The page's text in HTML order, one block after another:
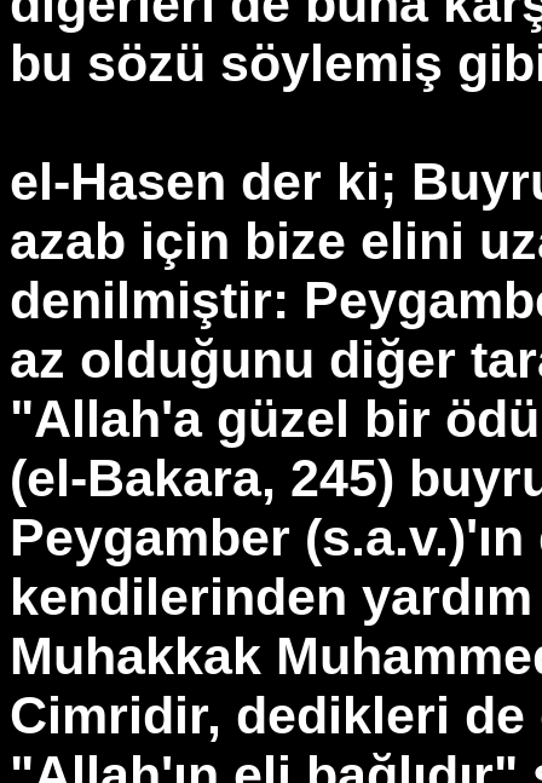
bu sözü söylemiş
el-Hasen der ki;
azab için bize elini
denilmiştir:
az olduğunu diğer
"Allah'a güzel bir
(el-Bakara, 245)
Peygamber
kendilerinden
Muhakkak
Cimridir, dedikleri de